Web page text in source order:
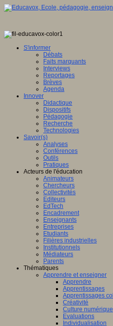
S'informer
Débats
Faits marquants
Interviews
Reportages
Brèves
Agenda
Innover
Didactique
Dispositifs
Pédagogie
Recherche
Technologies
Savoir(s)
Analyses
Conférences
Outils
Pratiques
Acteurs de l'éducation
Animateurs
Chercheurs
Collectivités
Editeurs
EdTech
Encadrement
Enseignants
Entreprises
Etudiants
Filières industrielles
Institutionnels
Médiateurs
Parents
Thématiques
Apprendre et enseigner
Apprendre
Apprentissages
Apprentissages
Créativité
Culture numérique
Evaluations
Individualisation